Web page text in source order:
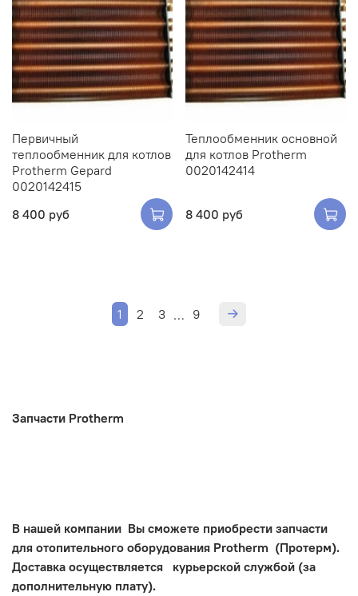
Первичный
теплообменник для котлов
Protherm Gepard
0020142415
8 400 руб
Теплообменник основной
для котлов Protherm
0020142414
8 400 руб
1 2 3 … 9
Запчасти Protherm
В нашей компании Вы сможете приобрести запчасти
для отопительного оборудования Protherm (Протерм).
Доставка осуществляется курьерской службой (за
дополнительную плату).